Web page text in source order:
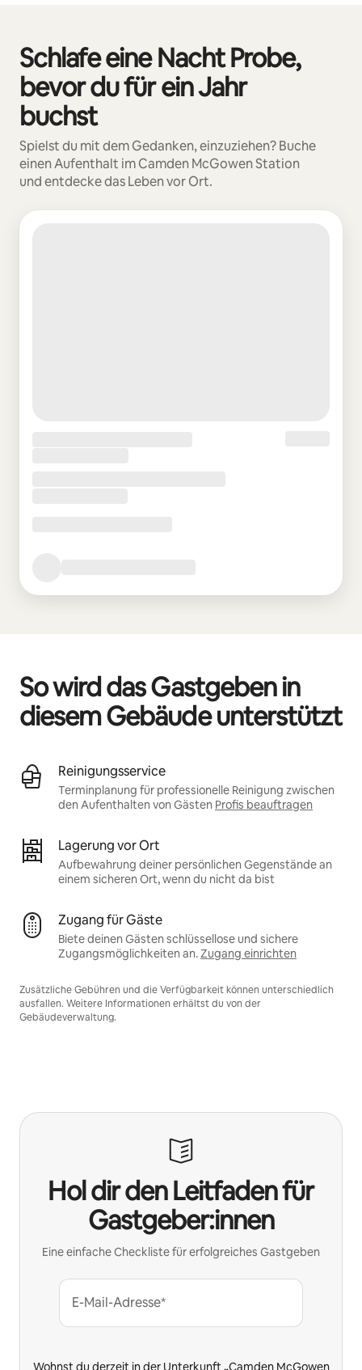
Schlafe eine Nacht Probe,
bevor du für ein Jahr
buchst
Spielst du mit dem Gedanken, einzuziehen? Buche
einen Aufenthalt im Camden McGowen Station
und entdecke das Leben vor Ort.
0 von 0 Artikeln
So wird das Gastgeben in
diesem Gebäude unterstützt
Reinigungsservice
Terminplanung für professionelle Reinigung zwischen
den Aufenthalten von Gästen Profis beauftragen
Lagerung vor Ort
Aufbewahrung deiner persönlichen Gegenstände an
einem sicheren Ort, wenn du nicht da bist
Zugang für Gäste
Biete deinen Gästen schlüssellose und sichere
Zugangsmöglichkeiten an.Zugang einrichten
Zusätzliche Gebühren und die Verfügbarkeit können unterschiedlich
ausfallen. Weitere Informationen erhältst du von der
Gebäudeverwaltung.
Hol dir den Leitfaden für
Gastgeber:innen
Eine einfache Checkliste für erfolgreiches Gastgeben
E-Mail-Adresse*
Wohnst du derzeit in der Unterkunft „Camden McGowen